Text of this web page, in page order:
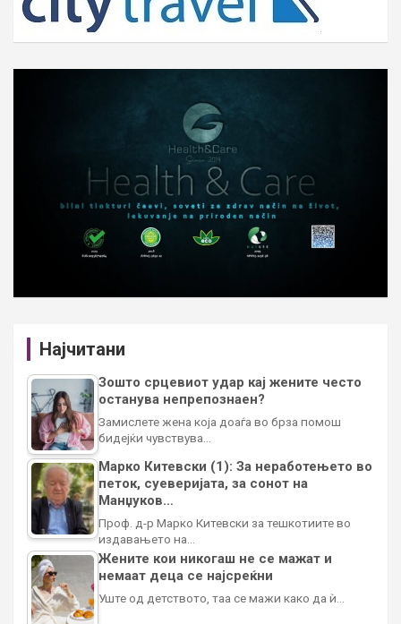
Најчитани
Зошто срцевиот удар кај жените често
останува непрепознаен?
Замислете жена која доаѓа во брза помош
бидејќи чувствува…
Марко Китевски (1): За неработењето во
петок, суеверијата, за сонот на
Манџуков…
Проф. д-р Марко Китевски за тешкотиите во
издавањето на…
Жените кои никогаш не се мажат и
немаат деца се најсреќни
Уште од детството, таа се мажи како да ѝ…